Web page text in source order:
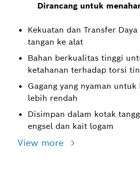
Dirancang untuk
Kekuatan dan Transfer
tangan ke alat
Bahan berkualitas tinggi
ketahanan terhadap torsi
Gagang yang nyaman
lebih rendah
Disimpan dalam kotak
engsel dan kait logam
View more